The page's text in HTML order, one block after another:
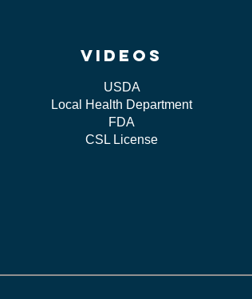
videos
USDA
Local Health Department
FDA
CSL License